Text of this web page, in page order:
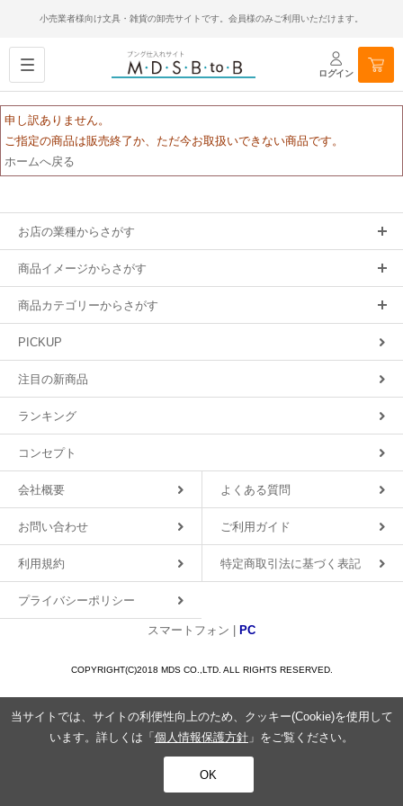
小売業者様向け文具・雑貨の卸売サイトです。会員様のみご利用いただけます。
ログイン
申し訳ありません。
ご指定の商品は販売終了か、ただ今お取扱いできない商品です。
ホームへ戻る
お店の業種からさがす
商品イメージからさがす
商品カテゴリーからさがす
PICKUP
注目の新商品
ランキング
コンセプト
会社概要 よくある質問
お問い合わせ ご利用ガイド
利用規約 特定商取引法に基づく表記
プライバシーポリシー
スマートフォン | PC
COPYRIGHT(C)2018 MDS CO.,LTD. ALL RIGHTS RESERVED.
当サイトでは、サイトの利便性向上のため、クッキー(Cookie)を使用して
います。詳しくは「 個人情報保護方針 」をご覧ください。
OK